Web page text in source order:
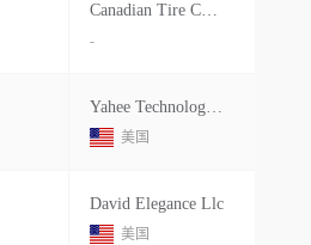
Canadian Tire Corporation, Limited
-
Yahee Technologies Corp.
美国
David Elegance Llc
美国